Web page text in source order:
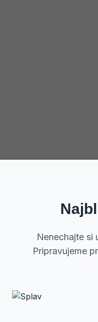
Nenechajte si
Pripravujeme